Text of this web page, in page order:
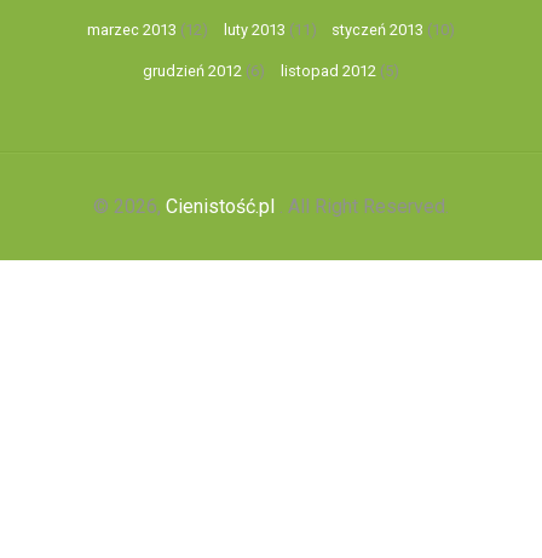
marzec 2013 (12) luty 2013 (11) styczeń 2013 (10)
grudzień 2012 (6) listopad 2012 (5)
© 2026, Cienistość.pl . All Right Reserved.